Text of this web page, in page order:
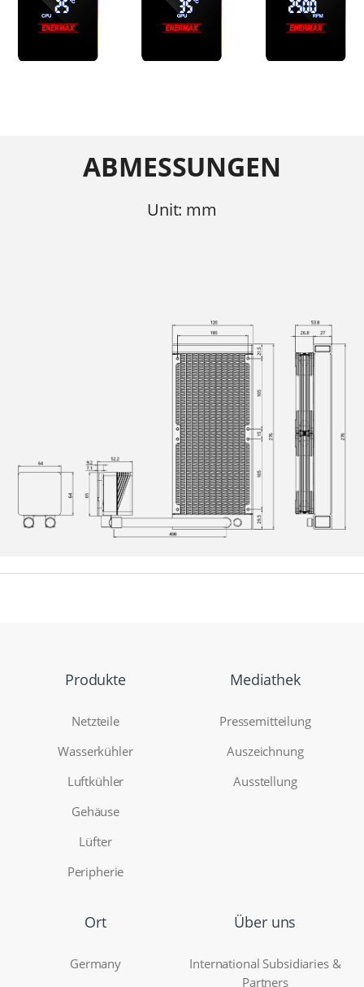
ABMESSUNGEN
Unit: mm
Produkte
Netzteile
Wasserkühler
Luftkühler
Gehäuse
Lüfter
Peripherie
Mediathek
Pressemitteilung
Auszeichnung
Ausstellung
Ort
Germany
Über uns
International Subsidiaries &
Partners